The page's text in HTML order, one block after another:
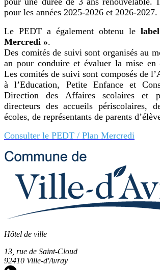
pour les années 2025-2026 et 2026-2027.
Le PEDT a également obtenu le
Mercredi ».
Des comités de suivi sont organisés au
an pour conduire et évaluer la mise
Les comités de suivi sont composés de
à l’Education, Petite Enfance et
Direction des Affaires scolaires et
directeurs des accueils périscolaires,
écoles, de représentants de parents
Consulter le PEDT / Plan Mercredi
Hôtel de ville
13, rue de Saint-Cloud
92410 Ville-d'Avray